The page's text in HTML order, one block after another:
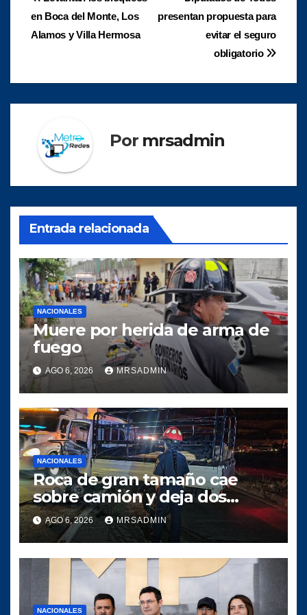
de
presentan propuesta para
evitar el seguro
obligatorio
en Boca del Monte, Los
Alamos y Villa Hermosa
Por mrsadmin
Entrada relacionada
NACIONALES
Muere por herida de arma de
fuego
AGO 6, 2026 MRSADMIN
NACIONALES
Roca de gran tamaño cae
sobre camión y deja dos
heridos en ruta al Atlántico
AGO 6, 2026 MRSADMIN
NACIONALES